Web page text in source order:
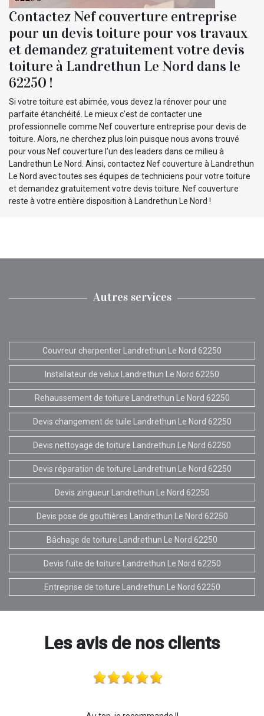
Contactez Nef couverture entreprise
pour un devis toiture pour vos travaux
et demandez gratuitement votre devis
toiture à Landrethun Le Nord dans le
62250 !
Si votre toiture est abimée, vous devez la rénover pour une
parfaite étanchéité. Le mieux c’est de contacter une
professionnelle comme Nef couverture entreprise pour devis de
toiture. Alors, ne cherchez plus loin puisque nous avons trouvé
pour vous Nef couverture l’un des leaders dans ce milieu à
Landrethun Le Nord. Ainsi, contactez Nef couverture à Landrethun
Le Nord avec toutes ses équipes de techniciens pour votre toiture
et demandez gratuitement votre devis toiture. Nef couverture
reste à votre entière disposition à Landrethun Le Nord !
Autres services
Couvreur charpentier Landrethun Le Nord 62250
Installateur de velux Landrethun Le Nord 62250
Rehaussement de toiture Landrethun Le Nord 62250
Devis changement de tuile Landrethun Le Nord 62250
Devis nettoyage de toiture Landrethun Le Nord 62250
Devis réparation de toiture Landrethun Le Nord 62250
Devis zingueur Landrethun Le Nord 62250
Devis pose de gouttières Landrethun Le Nord 62250
Bâchage de toiture Landrethun Le Nord 62250
Devis fuite de toiture Landrethun Le Nord 62250
Entreprise de toiture Landrethun Le Nord 62250
Les avis de nos clients